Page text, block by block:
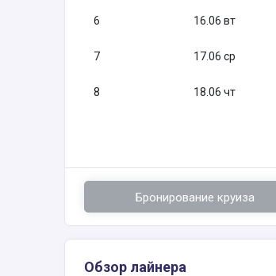
6 16.06 вт
7 17.06 ср
8 18.06 чт
Бронирование круиза
Обзор лайнера